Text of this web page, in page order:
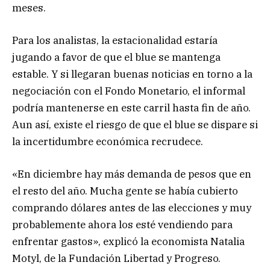
meses.
Para los analistas, la estacionalidad estaría
jugando a favor de que el blue se mantenga
estable. Y si llegaran buenas noticias en torno a la
negociación con el Fondo Monetario, el informal
podría mantenerse en este carril hasta fin de año.
Aun así, existe el riesgo de que el blue se dispare si
la incertidumbre económica recrudece.
«En diciembre hay más demanda de pesos que en
el resto del año. Mucha gente se había cubierto
comprando dólares antes de las elecciones y muy
probablemente ahora los esté vendiendo para
enfrentar gastos», explicó la economista Natalia
Motyl, de la Fundación Libertad y Progreso.